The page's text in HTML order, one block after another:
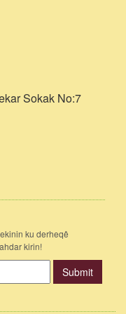
Sokak No:7
ku derheqê
kirin!
Submit